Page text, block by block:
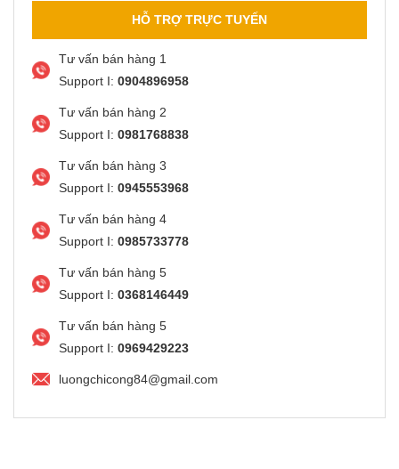
HỖ TRỢ TRỰC TUYẾN
Tư vấn bán hàng 1
Support I: 0904896958
Tư vấn bán hàng 2
Support I: 0981768838
Tư vấn bán hàng 3
Support I: 0945553968
Tư vấn bán hàng 4
Support I: 0985733778
Tư vấn bán hàng 5
Support I: 0368146449
Tư vấn bán hàng 5
Support I: 0969429223
luongchicong84@gmail.com